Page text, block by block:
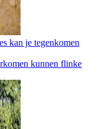
kan je tegenkomen
kunnen flinke